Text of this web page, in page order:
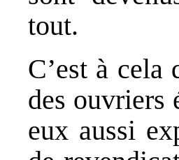
tout.
C’est à
des ouvriers
eux aussi